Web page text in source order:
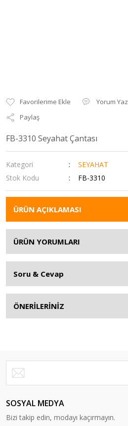
Yorum Yaz
Paylaş
FB-3310 Seyahat Çantası
Kategori
SEYAHAT
Stok Kodu
FB-3310
ÜRÜN AÇIKLAMASI
ÜRÜN YORUMLARI
Soru & Cevap
ÖNERİLERİNİZ
SOSYAL MEDYA
Bizi takip edin, modayı kaçırmayın.